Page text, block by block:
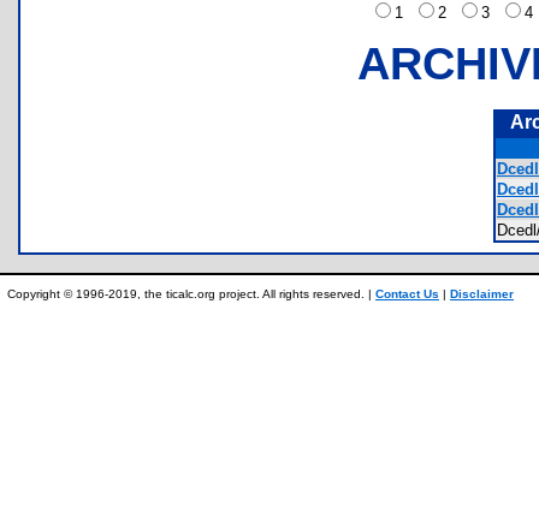
1
2 3
Copyright © 1996-2019, the ticalc.org project. All rights reserved. | Contact Us | Disclaimer